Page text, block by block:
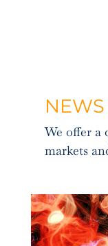
NEWS
We offer a
markets